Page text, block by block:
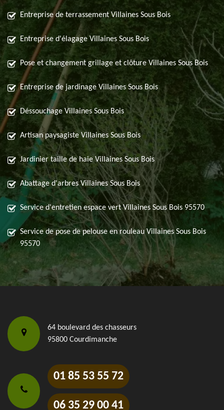
Entreprise de terrassement Villaines Sous Bois
Entreprise d'élagage Villaines Sous Bois
Pose et changement grillage et clôture Villaines Sous Bois
Entreprise de jardinage Villaines Sous Bois
Déssouchage Villaines Sous Bois
Artisan paysagiste Villaines Sous Bois
Jardinier taille de haie Villaines Sous Bois
Abattage d'arbres Villaines Sous Bois
Service d'entretien espace vert Villaines Sous Bois 95570
Service de pose de pelouse en rouleau Villaines Sous Bois
95570
64 boulevard des chasseurs
95800 Courdimanche
01 85 53 55 72
06 35 29 00 41